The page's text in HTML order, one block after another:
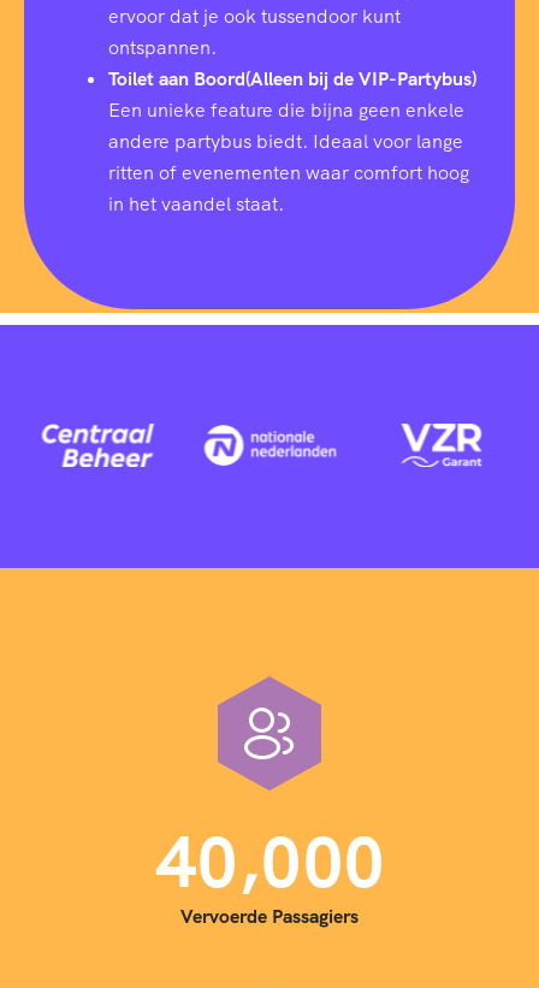
ervoor dat je ook tussendoor kunt
ontspannen.
Toilet aan Boord(Alleen bij de VIP-Partybus)
Een unieke feature die bijna geen enkele
andere partybus biedt. Ideaal voor lange
ritten of evenementen waar comfort hoog
in het vaandel staat.
40,000
Vervoerde Passagiers